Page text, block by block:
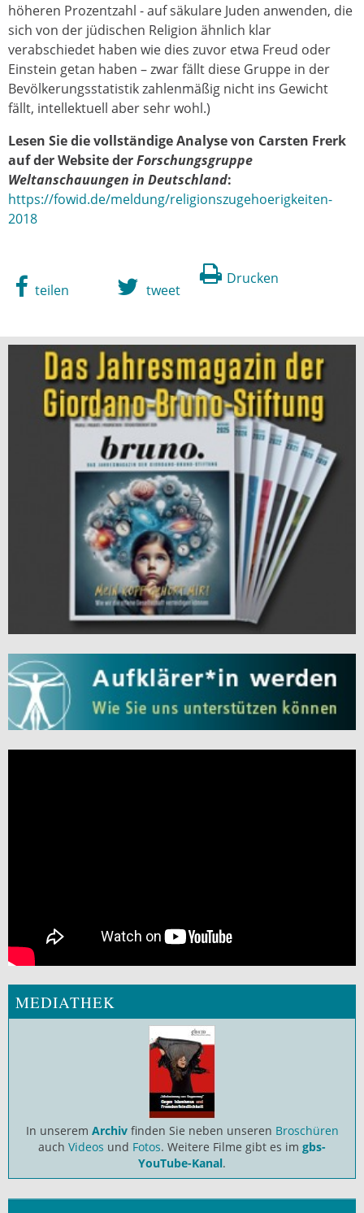
höheren Prozentzahl - auf säkulare Juden anwenden, die
sich von der jüdischen Religion ähnlich klar
verabschiedet haben wie dies zuvor etwa Freud oder
Einstein getan haben – zwar fällt diese Gruppe in der
Bevölkerungsstatistik zahlenmäßig nicht ins Gewicht
fällt, intellektuell aber sehr wohl.)
Lesen Sie die vollständige Analyse von Carsten Frerk
auf der Website derForschungsgruppe
Weltanschauungen in Deutschland:
https://fowid.de/meldung/religionszugehoerigkeiten-
2018
Drucken
teilen tweet
MEDIATHEK
In unserem Archiv finden Sie neben unseren Broschüren
auch Videos und Fotos. Weitere Filme gibt es im gbs-
YouTube-Kanal.